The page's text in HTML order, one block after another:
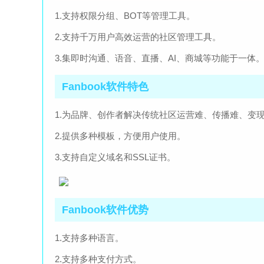
1.支持权限分组、BOT等管理工具。
2.支持千万用户高效运营的社区管理工具。
3.集即时沟通、语音、直播、AI、商城等功能于一体。
Fanbook软件特色
1.为品牌、创作者解决传统社区运营难、传播难、变现
2.提供多种模板，方便用户使用。
3.支持自定义域名和SSL证书。
Fanbook软件优势
1.支持多种语言。
2.支持多种支付方式。